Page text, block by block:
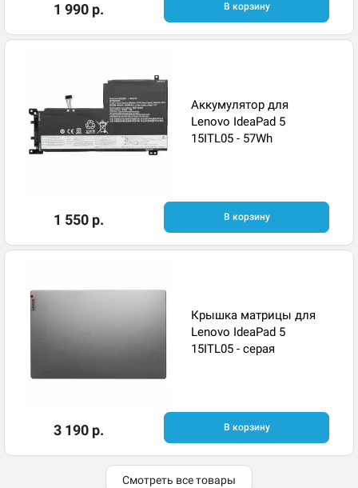
1 990 р. В корзину
Аккумулятор для
Lenovo IdeaPad 5
15ITL05 - 57Wh
1 550 р. В корзину
Крышка матрицы для
Lenovo IdeaPad 5
15ITL05 - серая
3 190 р. В корзину
Смотреть все товары